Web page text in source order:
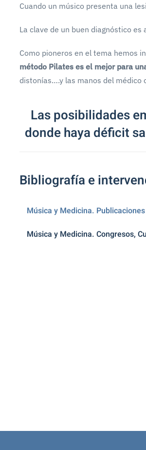
Cuando un músico presenta una
La clave de un buen diagnóstico
Como pioneros en el tema hemos
método Pilates es el mejor para
distonías….y las manos del médico
Las posibilidades
donde haya déficit
Bibliografía e
Música y Medicina. Publicaciones
Música y Medicina. Congresos,